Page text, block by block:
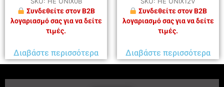
Συνδεθείτε στον B2B
λογαριασμό σας για να δείτε
τιμές.
Διαβάστε περισσότερα
Συνδεθείτε στον B2B
λογαριασμό σας για να δείτε
τιμές.
Διαβάστε περισσότερα